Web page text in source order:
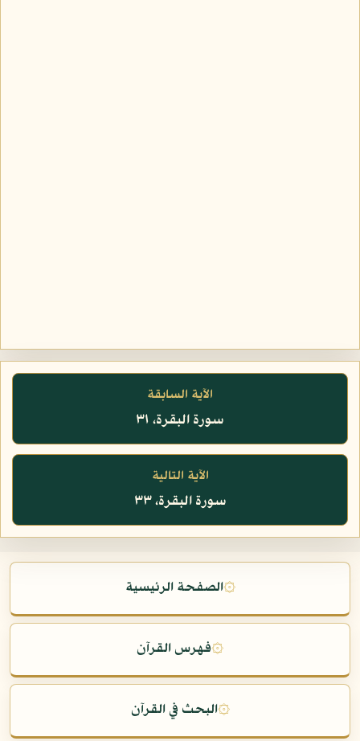
الآية السابقة
سورة البقرة، ٣١
الآية التالية
سورة البقرة، ٣٣
۞الصفحة الرئيسية
۞فهرس القرآن
۞البحث في القرآن